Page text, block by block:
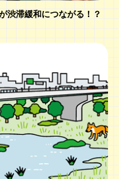
渋滞緩和につながる！？